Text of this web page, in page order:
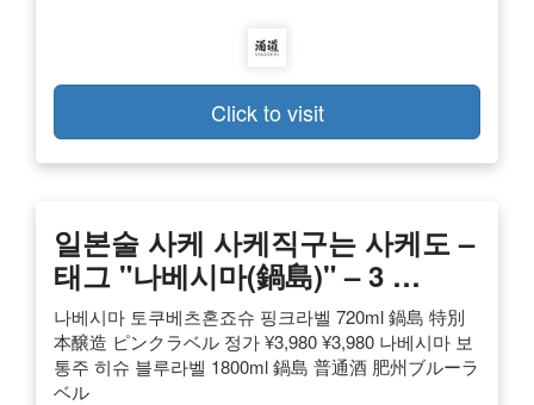
Click to visit
일본술 사케 사케직구는 사케도 –
태그 "나베시마(鍋島)" – 3 …
나베시마 토쿠베츠혼죠슈 핑크라벨 720ml 鍋島 特別
本醸造 ピンクラベル 정가 ¥3,980 ¥3,980 나베시마 보
통주 히슈 블루라벨 1800ml 鍋島 普通酒 肥州ブルーラ
ベル